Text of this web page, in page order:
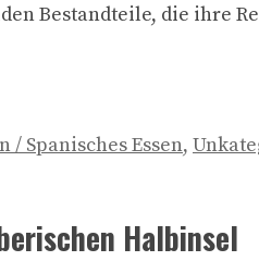
Bestandteile, die ihre
/ Spanisches Essen,
Halbinsel